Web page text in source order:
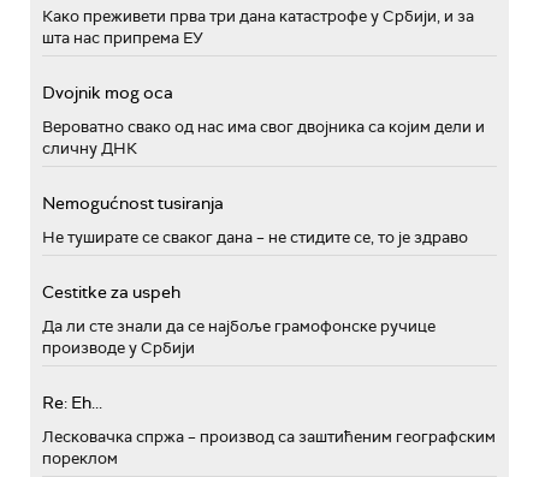
Како преживети прва три дана катастрофе у Србији, и за
шта нас припрема ЕУ
Dvojnik mog oca
Вероватно свако од нас има свог двојника са којим дели и
сличну ДНК
Nemogućnost tusiranja
Не туширате се сваког дана – не стидите се, то је здраво
Cestitke za uspeh
Да ли сте знали да се најбоље грамофонске ручице
производе у Србији
Re: Eh...
Лесковачка спржа – производ са заштићеним географским
пореклом